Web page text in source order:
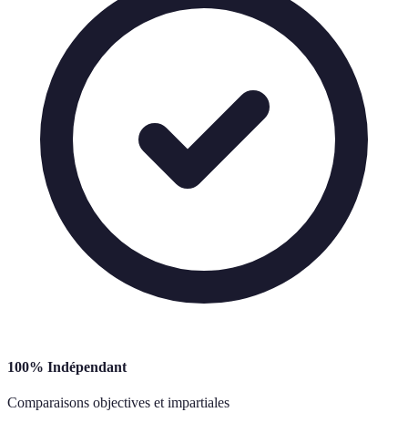
100% Indépendant
Comparaisons objectives et impartiales